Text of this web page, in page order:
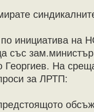
инициатива на
със
На
за ЛРТП: